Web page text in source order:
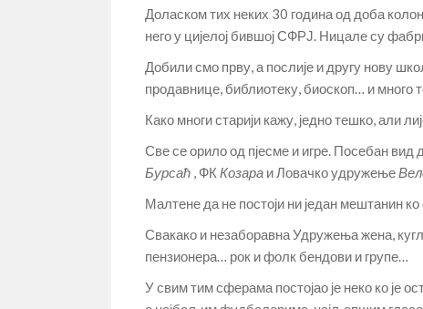
Доласком тих неких 30 година од доба
него у цијелој бившој СФРЈ. Ницале су
Добили смо прву, а послије и другу нову
продавнице, библиотеку, биоскоп… и много
Како многи старији кажу, једно тешко, али
Све се орило од пјесме и игре. Посебан
Бурсаћ , ФК Козара и Ловачко удружење
Малтене да не постоји ни један мештанин ко
Свакако и незаборавна Удружења жена,
пензионера… рок и фолк бендови и групе…
У свим тим сферама постојао је неко ко је